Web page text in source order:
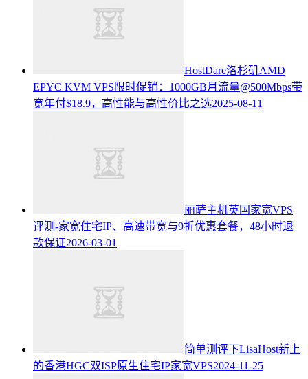
HostDare洛杉矶AMD
EPYC KVM VPS限时促销：1000GB月流量@500Mbps带
宽年付$18.9，高性能与高性价比之选2025-08-11
丽萨主机英国家宽VPS
评测-家宽住宅IP、高速带宽与9折优惠套餐，48小时退
款保证2026-03-01
简单测评下LisaHost新上
的香港HGC双ISP原生住宅IP家宽VPS2024-11-25